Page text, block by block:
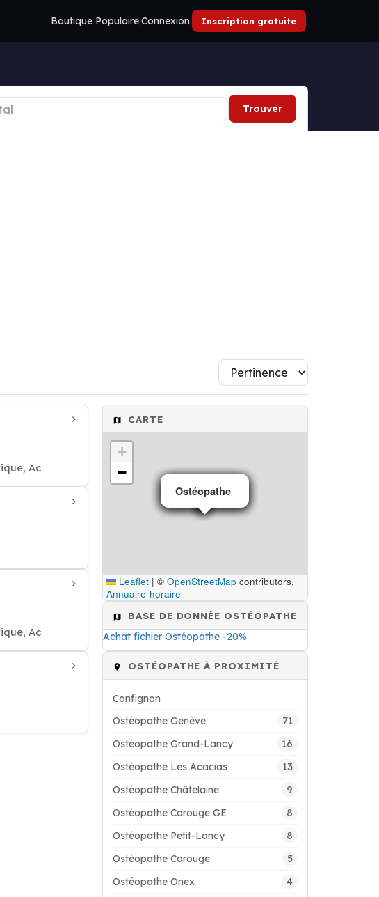
Boutique Populaire|Connexion| Inscription gratuite |
Trouver
Ac
Ac
CARTE
Ostéopathe
Ostéopathe
Ostéopathe
Ostéopathe
+
−
Leaflet | © OpenStreetMap contributors,
Annuaire-horaire
BASE DE DONNÉE OSTÉOPATHE
Achat fichier Ostéopathe -20%
OSTÉOPATHE À PROXIMITÉ
Confignon
Ostéopathe Genève
71
Ostéopathe Grand-Lancy 16
Ostéopathe Les Acacias 13
Ostéopathe Châtelaine 9
Ostéopathe Carouge GE 8
Ostéopathe Petit-Lancy 8
Ostéopathe Carouge 5
Ostéopathe Onex 4